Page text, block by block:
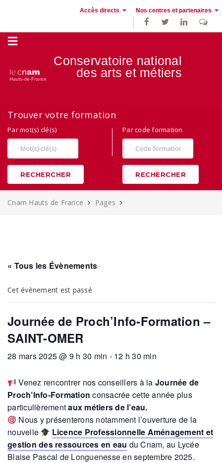
Accès directs Nos centres et partenaires
France
Conservatoire national
des arts et métiers
Trouver votre formation
Par mot(s) clé(s)
RECHERCHER
Par code formation
RECHERCHER
Cnam Hauts de France Pages
« Tous les Évènements
Cet évènement est passé
Journée de Proch’Info-Formation –
SAINT-OMER
28 mars 2025 @ 9 h 30 min - 12 h 30 min
Venez rencontrer nos conseillers à la Journée de
Proch’Info-Formationconsacrée cette année plus
particulièrementaux métiers de l’eau.
Nous y présenterons notamment l’ouverture de la
nouvelle
Licence Professionnelle Aménagement et
gestion des ressources en eau du Cnam, au Lycée
Blaise Pascal de Longuenesse en septembre 2025.